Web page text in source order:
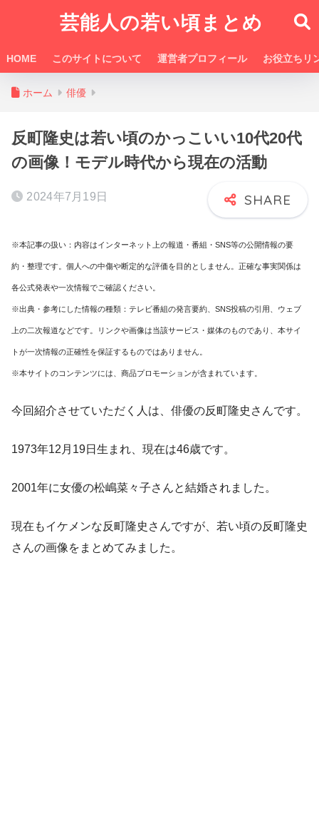
芸能人の若い頃まとめ
HOME このサイトについて 運営者プロフィール お役立ちリ
ホーム 俳優
反町隆史は若い頃のかっこいい10代20代
の画像！モデル時代から現在の活動
2024年7月19日
※本記事の扱い：内容はインターネット上の報道・番組・SNS等の公開情報の要
約・整理です。個人への中傷や断定的な評価を目的としません。正確な事実関係は
各公式発表や一次情報でご確認ください。
※出典・参考にした情報の種類：テレビ番組の発言要約、SNS投稿の引用、ウェブ
上の二次報道などです。リンクや画像は当該サービス・媒体のものであり、本サイ
トが一次情報の正確性を保証するものではありません。
※本サイトのコンテンツには、商品プロモーションが含まれています。
今回紹介させていただく人は、俳優の反町隆史さんです。
1973年12月19日生まれ、現在は46歳です。
2001年に女優の松嶋菜々子さんと結婚されました。
現在もイケメンな反町隆史さんですが、若い頃の反町隆史
さんの画像をまとめてみました。